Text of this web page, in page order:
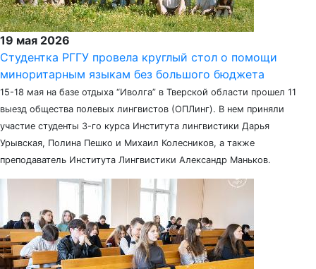
19 мая 2026
Студентка РГГУ провела круглый стол о помощи
миноритарным языкам без большого бюджета
15-18 мая на базе отдыха “Иволга” в Тверской области прошел 11
выезд общества полевых лингвистов (ОПЛинг). В нем приняли
участие студенты 3-го курса Института лингвистики Дарья
Урывская, Полина Пешко и Михаил Колесников, а также
преподаватель Института Лингвистики Александр Маньков.